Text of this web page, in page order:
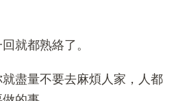
就都熟絡了。
盡量不要去麻煩人家，人都